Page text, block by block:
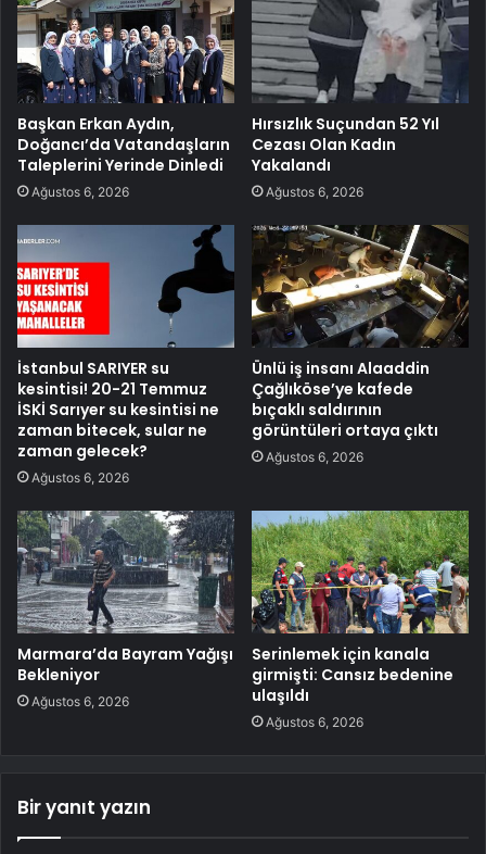
Başkan Erkan Aydın,
Doğancı’da Vatandaşların
Taleplerini Yerinde Dinledi
Ağustos 6, 2026
Hırsızlık Suçundan 52 Yıl
Cezası Olan Kadın
Yakalandı
Ağustos 6, 2026
İstanbul SARIYER su
kesintisi! 20-21 Temmuz
İSKİ Sarıyer su kesintisi ne
zaman bitecek, sular ne
zaman gelecek?
Ağustos 6, 2026
Ünlü iş insanı Alaaddin
Çağlıköse’ye kafede
bıçaklı saldırının
görüntüleri ortaya çıktı
Ağustos 6, 2026
Marmara’da Bayram Yağışı
Bekleniyor
Ağustos 6, 2026
Serinlemek için kanala
girmişti: Cansız bedenine
ulaşıldı
Ağustos 6, 2026
Bir yanıt yazın